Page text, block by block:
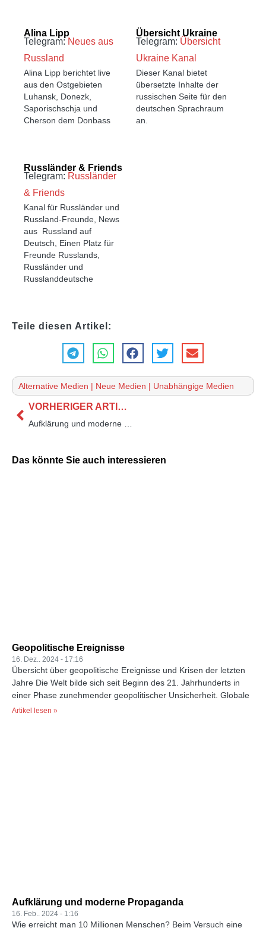
Alina Lipp
Telegram: Neues aus
Russland
Alina Lipp berichtet live
aus den Ostgebieten
Luhansk, Donezk,
Saporischschja und
Cherson dem Donbass
Übersicht Ukraine
Telegram: Übersicht
Ukraine Kanal
Dieser Kanal bietet
übersetzte Inhalte der
russischen Seite für den
deutschen Sprachraum
an.
Russländer & Friends
Telegram: Russländer
& Friends
Kanal für Russländer und
Russland-Freunde, News
aus Russland auf
Deutsch, Einen Platz für
Freunde Russlands,
Russländer und
Russlanddeutsche
Teile diesen Artikel:
Alternative Medien | Neue Medien | Unabhängige Medien
VORHERIGER ARTIKEL
Das könnte Sie auch interessieren
Geopolitische Ereignisse
16. Dez.. 2024 17:16
Übersicht über geopolitische Ereignisse und Krisen der letzten
Jahre Die Welt bilde sich seit Beginn des 21. Jahrhunderts in
einer Phase zunehmender geopolitischer Unsicherheit. Globale
Artikel lesen »
Aufklärung und moderne Propaganda
16. Feb.. 2024 1:16
Wie erreicht man 10 Millionen Menschen? Beim Versuch eine